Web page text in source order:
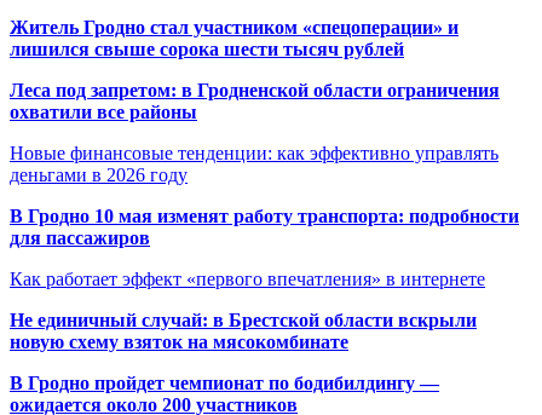
Житель Гродно стал участником «спецоперации» и
лишился свыше сорока шести тысяч рублей
Леса под запретом: в Гродненской области ограничения
охватили все районы
Новые финансовые тенденции: как эффективно управлять
деньгами в 2026 году
В Гродно 10 мая изменят работу транспорта: подробности
для пассажиров
Как работает эффект «первого впечатления» в интернете
Не единичный случай: в Брестской области вскрыли
новую схему взяток на мясокомбинате
В Гродно пройдет чемпионат по бодибилдингу —
ожидается около 200 участников